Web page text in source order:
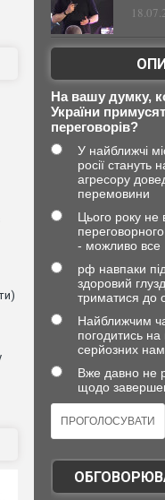
На вашу думку,
України
переговорів?
У найближчі
росії стануть
агресору
перемовини
Цього року не
- можливо все
рф навпаки
здоровий
триматися до
Найближчим
погодитись
серйозних
Вже давно не
щодо